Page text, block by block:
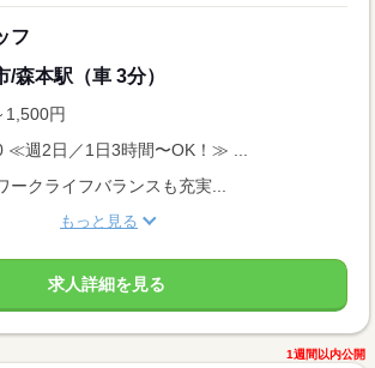
フ
/森本駅（車 3分）
1,500円
≪週2日／1日3時間〜OK！≫ ...
ークライフバランスも充実...
もっと見る
求人詳細を見る
1週間以内公開